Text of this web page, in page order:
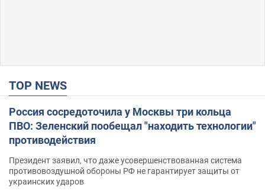
TOP NEWS
Россия сосредоточила у Москвы три кольца
ПВО: Зеленский пообещал "находить технологии"
противодействия
Президент заявил, что даже усовершенствованная система
противовоздушной обороны РФ не гарантирует защиты от
украинских ударов